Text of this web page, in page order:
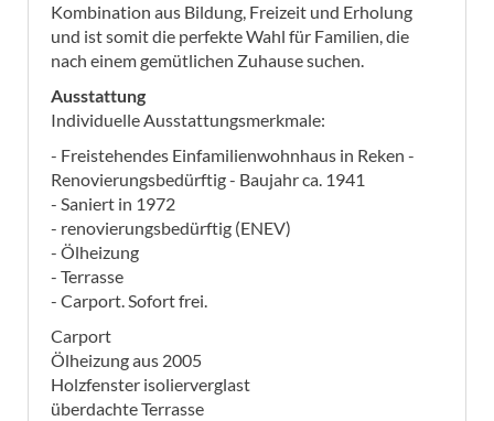
Kombination aus Bildung, Freizeit und Erholung
und ist somit die perfekte Wahl für Familien, die
nach einem gemütlichen Zuhause suchen.
Ausstattung
Individuelle Ausstattungsmerkmale:
- Freistehendes Einfamilienwohnhaus in Reken -
Renovierungsbedürftig - Baujahr ca. 1941
- Saniert in 1972
- renovierungsbedürftig (ENEV)
- Ölheizung
- Terrasse
- Carport. Sofort frei.
Carport
Ölheizung aus 2005
Holzfenster isolierverglast
überdachte Terrasse